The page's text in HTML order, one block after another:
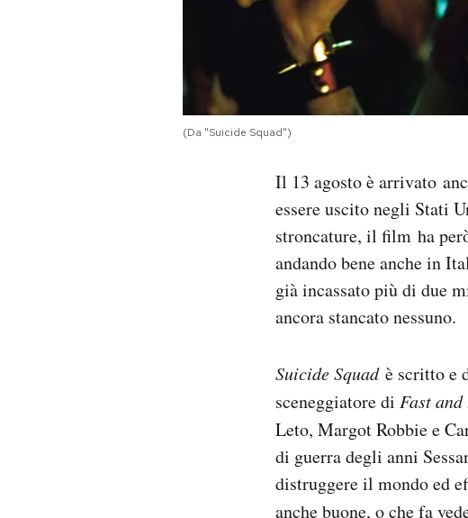
(Da "Suicide Squad")
Il 13 agosto è arrivato
essere uscito negli Stati
stroncature, il film ha
andando bene anche in
già incassato più di due
ancora stancato nessuno.
Suicide Squad è scritto e
sceneggiatore di Fast
Leto, Margot Robbie e
di guerra degli anni
distruggere il mondo ed
anche buone, o che fa